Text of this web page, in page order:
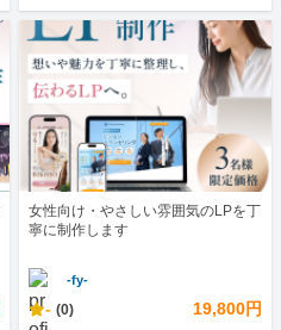
女性向け・やさしい雰囲気のLPを丁
寧に制作します
-fy-
- (0) 19,800円